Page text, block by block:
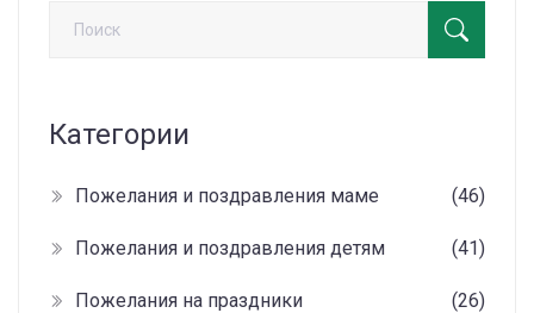
Категории
Пожелания и поздравления маме (46)
Пожелания и поздравления детям (41)
Пожелания на праздники (26)